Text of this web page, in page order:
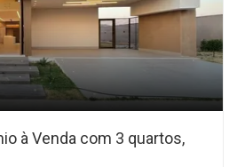
à Venda com 3 quartos,